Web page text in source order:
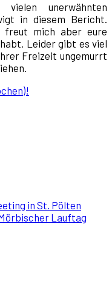
unerwähnten
in diesem Bericht.
freut mich aber eure
Leider gibt es viel
Freizeit ungemurrt
in St. Pölten
Lauftag